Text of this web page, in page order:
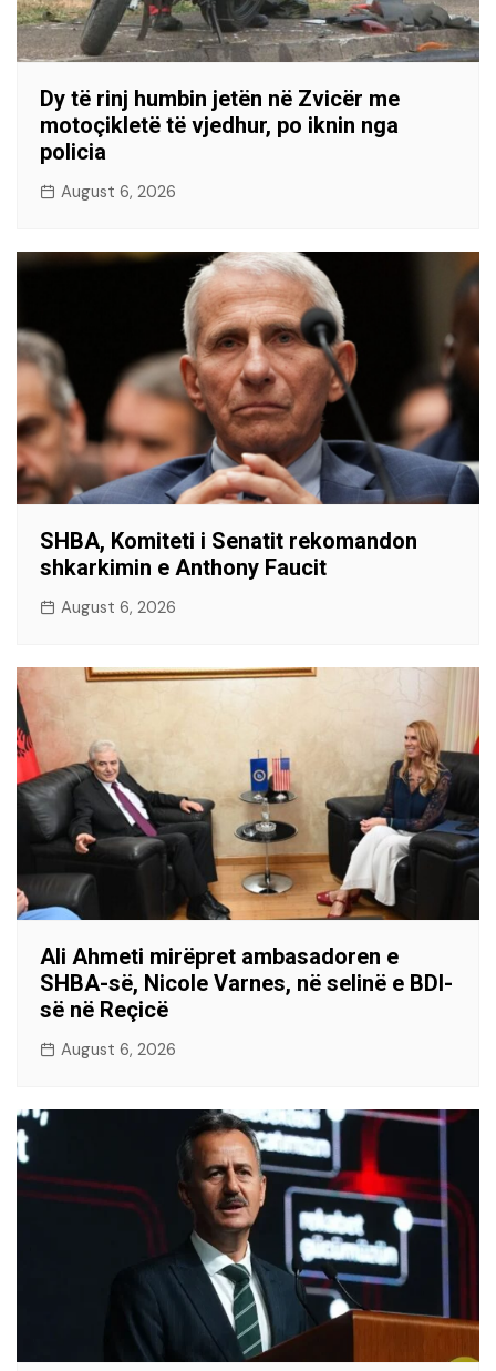
Dy të rinj humbin jetën në Zvicër me
motoçikletë të vjedhur, po iknin nga
policia
August 6, 2026
SHBA, Komiteti i Senatit rekomandon
shkarkimin e Anthony Faucit
August 6, 2026
Ali Ahmeti mirëpret ambasadoren e
SHBA-së, Nicole Varnes, në selinë e BDI-
së në Reçicë
August 6, 2026